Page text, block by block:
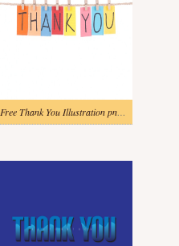
Free Thank You Illustration png images